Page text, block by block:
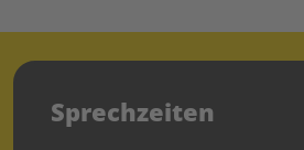
Sprechzeiten